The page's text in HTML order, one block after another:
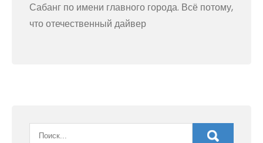
Сабанг по имени главного города. Всё потому,
что отечественный дайвер